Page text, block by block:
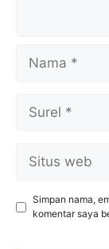
Nama
Surel
Situs
web
Simpan nama,
komentar saya